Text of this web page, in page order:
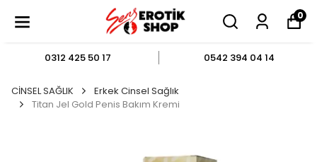
0
0312 425 50 17 0542 394 04 14
CİNSEL SAĞLIK
Erkek Cinsel Sağlık
Titan Jel Gold Penis Bakım Kremi